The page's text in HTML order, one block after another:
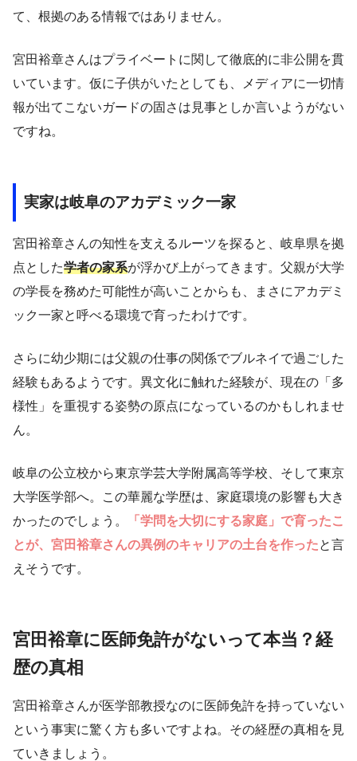
て、根拠のある情報ではありません。
宮田裕章さんはプライベートに関して徹底的に非公開を貫
いています。仮に子供がいたとしても、メディアに一切情
報が出てこないガードの固さは見事としか言いようがない
ですね。
実家は岐阜のアカデミック一家
宮田裕章さんの知性を支えるルーツを探ると、岐阜県を拠
点とした学者の家系が浮かび上がってきます。父親が大学
の学長を務めた可能性が高いことからも、まさにアカデミ
ック一家と呼べる環境で育ったわけです。
さらに幼少期には父親の仕事の関係でブルネイで過ごした
経験もあるようです。異文化に触れた経験が、現在の「多
様性」を重視する姿勢の原点になっているのかもしれませ
ん。
岐阜の公立校から東京学芸大学附属高等学校、そして東京
大学医学部へ。この華麗な学歴は、家庭環境の影響も大き
かったのでしょう。
「学問を大切にする家庭」で育ったこ
とが、宮田裕章さんの異例のキャリアの土台を作ったと言
えそうです。
宮田裕章に医師免許がないって本当？経
歴の真相
宮田裕章さんが医学部教授なのに医師免許を持っていない
という事実に驚く方も多いですよね。その経歴の真相を見
ていきましょう。